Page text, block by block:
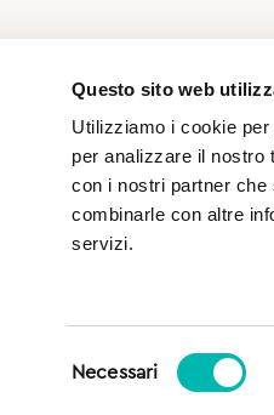
Questo sito web
Utilizziamo i cookie
per analizzare il nostro
con i nostri partner che
combinarle con altre
servizi.
Necessari
Pasina, n°46 - 38066 Riva del
251756